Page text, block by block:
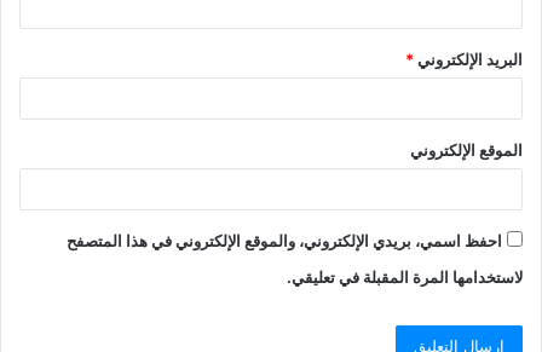
البريد الإلكتروني*
الموقع الإلكتروني
احفظ اسمي، بريدي الإلكتروني، والموقع الإلكتروني في هذا المتصفح
لاستخدامها المرة المقبلة في تعليقي.